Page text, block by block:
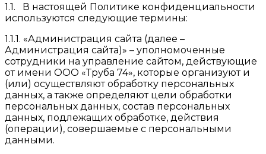
1.1. В настоящей Политике конфиденциальности
используются следующие термины:
1.1.1. «Администрация сайта (далее –
Администрация сайта)» – уполномоченные
сотрудники на управление сайтом, действующие
от имени ООО «Труба 74», которые организуют и
(или) осуществляют обработку персональных
данных, а также определяют цели обработки
персональных данных, состав персональных
данных, подлежащих обработке, действия
(операции), совершаемые с персональными
данными.